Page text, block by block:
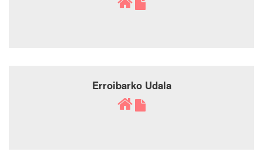
Erroibarko Udala